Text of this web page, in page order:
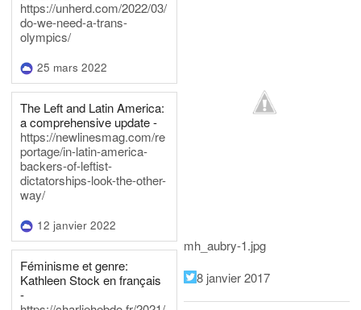
https://unherd.com/2022/03/
do-we-need-a-trans-
olympics/
25 mars 2022
The Left and Latin America:
a comprehensive update -
https://newlinesmag.com/re
portage/in-latin-america-
backers-of-leftist-
dictatorships-look-the-other-
way/
12 janvier 2022
Féminisme et genre:
Kathleen Stock en français
-
mh_aubry-1.jpg
8 janvier 2017